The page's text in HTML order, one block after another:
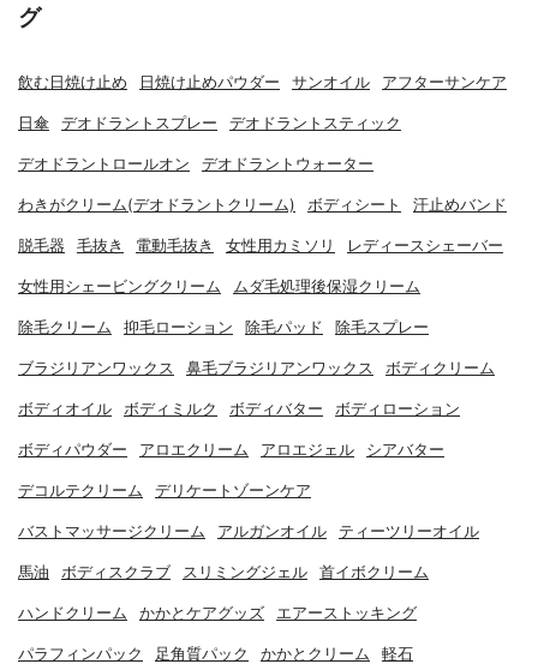
グ
飲む日焼け止め 日焼け止めパウダー サンオイル アフターサンケア
日傘 デオドラントスプレー デオドラントスティック
デオドラントロールオン デオドラントウォーター
わきがクリーム(デオドラントクリーム) ボディシート 汗止めバンド
脱毛器 毛抜き 電動毛抜き 女性用カミソリ レディースシェーバー
女性用シェービングクリーム ムダ毛処理後保湿クリーム
除毛クリーム 抑毛ローション 除毛パッド 除毛スプレー
ブラジリアンワックス 鼻毛ブラジリアンワックス ボディクリーム
ボディオイル ボディミルク ボディバター ボディローション
ボディパウダー アロエクリーム アロエジェル シアバター
デコルテクリーム デリケートゾーンケア
バストマッサージクリーム アルガンオイル ティーツリーオイル
馬油 ボディスクラブ スリミングジェル 首イボクリーム
ハンドクリーム かかとケアグッズ エアーストッキング
パラフィンパック 足角質パック かかとクリーム 軽石